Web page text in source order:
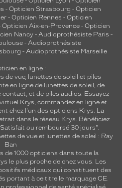
- Opticien Strasbourg - Opticien
- Opticien Rennes - Opticien
Opticien Aix-en-Provence - Opticien
Nancy - Audioprothésiste Paris -
- Audioprothésiste
- Audioprothésiste Marseille
en ligne :
de vue, lunettes de soleil et piles
en ligne de lunettes de soleil, de
contact, et de piles audios. Essayez
Krys, commandez en ligne et
chez l'un des opticiens Krys. La
dans le réseau Krys. Bénéficiez
ou remboursé 30 jours".
de vue et lunettes de soleil : Ray
Ban
de 1000 opticiens dans toute la
le plus proche de chez vous. Les
médicaux qui constituent des
portant à ce titre le marquage CE.